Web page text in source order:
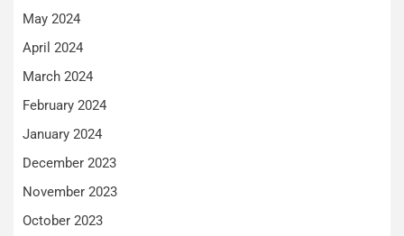
May 2024
April 2024
March 2024
February 2024
January 2024
December 2023
November 2023
October 2023